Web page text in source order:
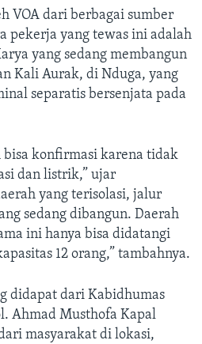
VOA dari berbagai sumber
pekerja yang tewas ini adalah
yang sedang membangun
Kali Aurak, di Nduga, yang
separatis bersenjata pada
bisa konfirmasi karena tidak
dan listrik,” ujar
yang terisolasi, jalur
sedang dibangun. Daerah
ini hanya bisa didatangi
12 orang,” tambahnya.
didapat dari Kabidhumas
Ahmad Musthofa Kapal
masyarakat di lokasi,